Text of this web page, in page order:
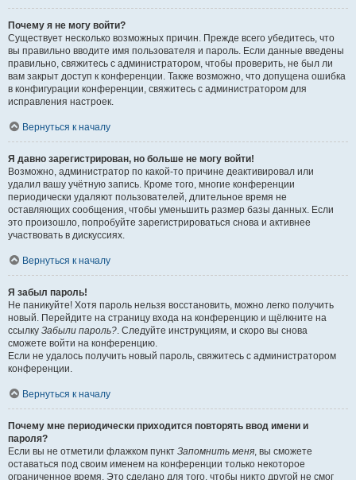
Почему я не могу войти?
Существует несколько возможных причин. Прежде всего убедитесь, что
вы правильно вводите имя пользователя и пароль. Если данные введены
правильно, свяжитесь с администратором, чтобы проверить, не был ли
вам закрыт доступ к конференции. Также возможно, что допущена ошибка
в конфигурации конференции, свяжитесь с администратором для
исправления настроек.
Вернуться к началу
Я давно зарегистрирован, но больше не могу войти!
Возможно, администратор по какой-то причине деактивировал или
удалил вашу учётную запись. Кроме того, многие конференции
периодически удаляют пользователей, длительное время не
оставляющих сообщения, чтобы уменьшить размер базы данных. Если
это произошло, попробуйте зарегистрироваться снова и активнее
участвовать в дискуссиях.
Вернуться к началу
Я забыл пароль!
Не паникуйте! Хотя пароль нельзя восстановить, можно легко получить
новый. Перейдите на страницу входа на конференцию и щёлкните на
ссылку Забыли пароль?. Следуйте инструкциям, и скоро вы снова
сможете войти на конференцию.
Если не удалось получить новый пароль, свяжитесь с администратором
конференции.
Вернуться к началу
Почему мне периодически приходится повторять ввод имени и
пароля?
Если вы не отметили флажком пункт Запомнить меня, вы сможете
оставаться под своим именем на конференции только некоторое
ограниченное время. Это сделано для того, чтобы никто другой не смог